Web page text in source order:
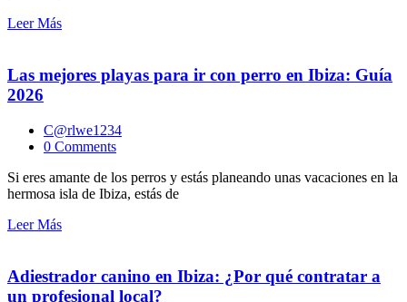
Leer Más
Las mejores playas para ir con perro en Ibiza: Guía
2026
C@rlwe1234
0 Comments
Si eres amante de los perros y estás planeando unas vacaciones en la
hermosa isla de Ibiza, estás de
Leer Más
Adiestrador canino en Ibiza: ¿Por qué contratar a
un profesional local?